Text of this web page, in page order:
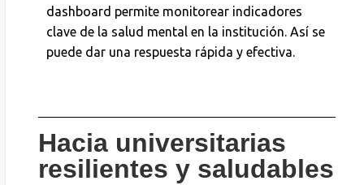
dashboard permite monitorear indicadores
clave de la salud mental en la institución. Así se
puede dar una respuesta rápida y efectiva.
Hacia universitarias
resilientes y saludables